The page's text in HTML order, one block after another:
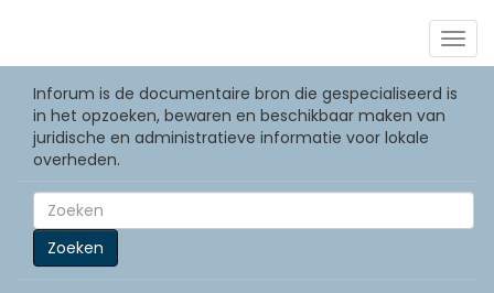
Inforum is de documentaire bron die gespecialiseerd is
in het opzoeken, bewaren en beschikbaar maken van
juridische en administratieve informatie voor lokale
overheden.
Zoeken